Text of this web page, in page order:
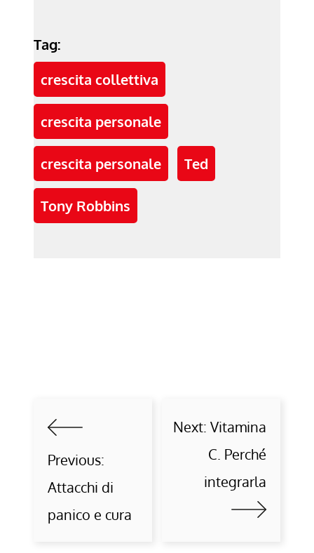
Tag:
crescita collettiva
crescita personale
crescita personale Ted
Tony Robbins
Previous:
Attacchi di
panico e cura
Next: Vitamina
C. Perché
integrarla